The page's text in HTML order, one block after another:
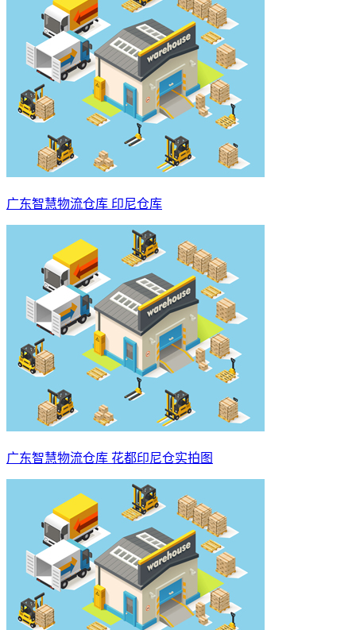
广东智慧物流仓库 印尼仓库
广东智慧物流仓库 花都印尼仓实拍图